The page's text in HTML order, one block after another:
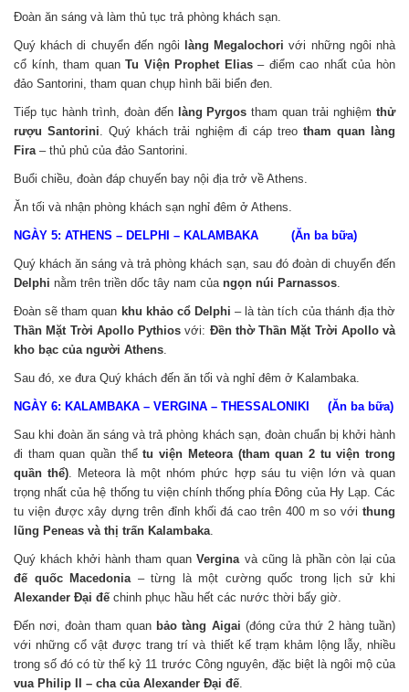
Đoàn ăn sáng và làm thủ tục trả phòng khách sạn.
Quý khách di chuyển đến ngôi làng Megalochori với những ngôi nhà
cổ kính, tham quanTu Viện Prophet Elias– điểm cao nhất của hòn
đảo Santorini, tham quan chụp hình bãi biển đen.
Tiếp tục hành trình, đoàn đến làng Pyrgos tham quan trải nghiệmthử
rượu Santorini. Quý khách trải nghiệm đi cáp treotham quan làng
Fira– thủ phủ của đảo Santorini.
Buổi chiều, đoàn đáp chuyến bay nội địa trở về Athens.
Ăn tối và nhận phòng khách sạn nghỉ đêm ở Athens.
NGÀY 5: ATHENS – DELPHI – KALAMBAKA (Ăn ba bữa)
Quý khách ăn sáng và trả phòng khách sạn, sau đó đoàn di chuyển đến
Delphi nằm trên triền dốc tây nam của ngọn núi Parnassos.
Đoàn sẽ tham quan khu khảo cổ Delphi – là tàn tích của thánh địa thờ
Thần Mặt Trời Apollo Pythios với: Đền thờ Thần Mặt Trời Apollo và
kho bạc của người Athens.
Sau đó, xe đưa Quý khách đến ăn tối và nghỉ đêm ở Kalambaka.
NGÀY 6: KALAMBAKA – VERGINA – THESSALONIKI (Ăn ba bữa)
Sau khi đoàn ăn sáng và trả phòng khách sạn, đoàn chuẩn bị khởi hành
đi tham quan quần thểtu viện Meteora (tham quan 2 tu viện trong
quần thể). Meteora là một nhóm phức hợp sáu tu viện lớn và quan
trọng nhất của hệ thống tu viện chính thống phía Đông của Hy Lạp. Các
tu viện được xây dựng trên đỉnh khối đá cao trên 400 m so với thung
lũng Peneas và thị trấn Kalambaka.
Quý khách khởi hành tham quanVerginavà cũng là phần còn lại của
đế quốc Macedonia– từng là một cường quốc trong lịch sử khi
Alexander Đại đế chinh phục hầu hết các nước thời bấy giờ.
Đến nơi, đoàn tham quan bảo tàng Aigai (đóng cửa thứ 2 hàng tuần)
với những cổ vật được trang trí và thiết kế trạm khảm lộng lẫy, nhiều
trong số đó có từ thế kỷ 11 trước Công nguyên, đặc biệt là ngôi mộ của
vua Philip II – cha của Alexander Đại đế.